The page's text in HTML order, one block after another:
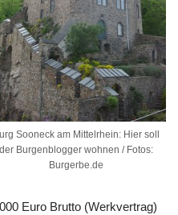
Sooneck am Mittelrhein: Hier soll
der Burgenblogger wohnen / Fotos:
Burgerbe.de
Euro Brutto (Werkvertrag)